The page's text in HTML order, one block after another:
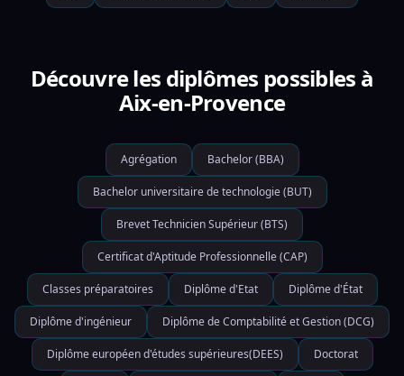
Découvre les diplômes possibles à
Aix-en-Provence
Agrégation Bachelor (BBA)
Bachelor universitaire de technologie (BUT)
Brevet Technicien Supérieur (BTS)
Certificat d'Aptitude Professionnelle (CAP)
Classes préparatoires Diplôme d'Etat Diplôme d'État
Diplôme d'ingénieur Diplôme de Comptabilité et Gestion (DCG)
Diplôme européen d'études supérieures(DEES) Doctorat